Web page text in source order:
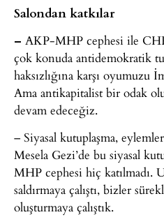
Salondan katkılar
– AKP-MHP cephesi ile
çok konuda antidemokratik
haksızlığına karşı oyumuzu
Ama antikapitalist bir odak
devam edeceğiz.
– Siyasal kutuplaşma,
Mesela Gezi’de bu siyasal
MHP cephesi hiç katılmadı.
saldırmaya çalıştı, bizler
oluşturmaya çalıştık.